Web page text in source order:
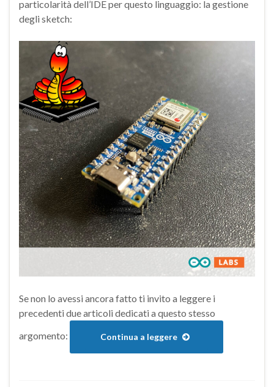
particolarità dell’IDE per questo linguaggio: la gestione
degli sketch:
Se non lo avessi ancora fatto ti invito a leggere i
precedenti due articoli dedicati a questo stesso
argomento:
Continua a leggere